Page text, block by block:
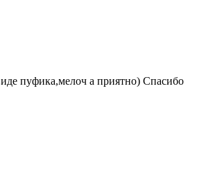
пуфика,мелоч а приятно) Спасибо